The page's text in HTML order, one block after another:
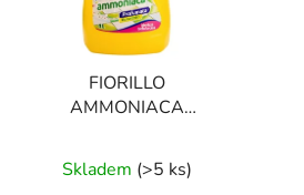
FIORILLO
AMMONIACA
univerzální čisticí
prostředek
hodnocení
Skladem (>5 ks)